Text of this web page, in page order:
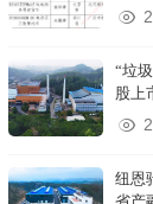
单
“垃
股上
纽恩